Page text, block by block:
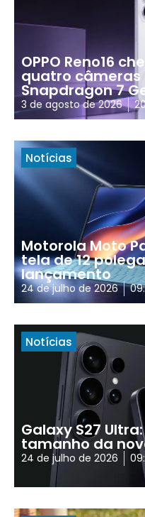
OPPO Reno16
quatro câmeras
Snapdragon 7
3 de agosto de 2026
Notícias
Motorola Moto
tela de 12
lançamento
24 de julho de 2026
Notícias
Galaxy S27
tamanho da
24 de julho de 2026